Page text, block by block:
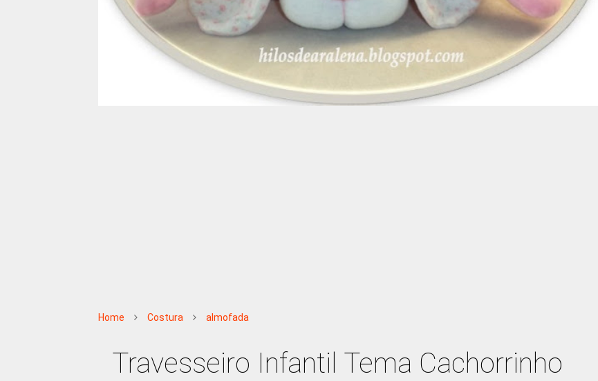
Home Costura almofada
Travesseiro Infantil Tema Cachorrinho